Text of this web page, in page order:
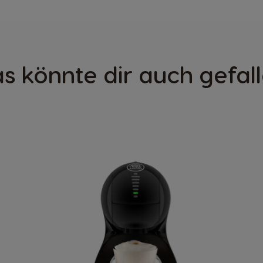
könnte dir auch